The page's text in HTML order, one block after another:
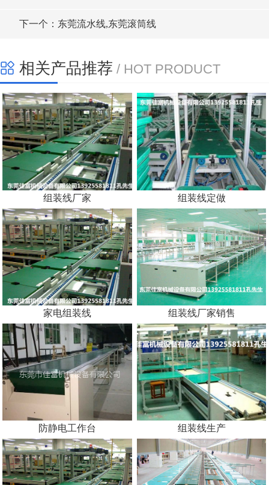
下一个：东莞流水线,东莞滚筒线
相关产品推荐 / HOT PRODUCT
组装线厂家 组装线定做
家电组装线 组装线厂家销售
防静电工作台 组装线生产